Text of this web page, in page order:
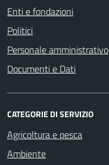
Enti e fondazioni
Politici
Personale amministrativo
Documenti e Dati
CATEGORIE DI SERVIZIO
Agricoltura e pesca
Ambiente